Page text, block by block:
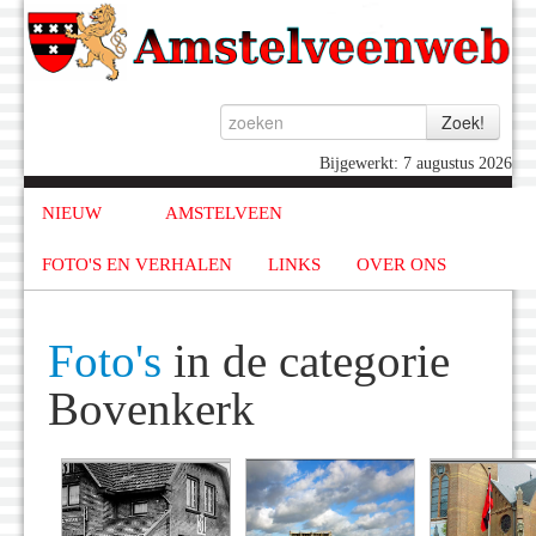
Bijgewerkt: 7 augustus 2026
NIEUW AMSTELVEEN
FOTO'S EN VERHALEN LINKS OVER ONS
Foto's in de categorie
Bovenkerk